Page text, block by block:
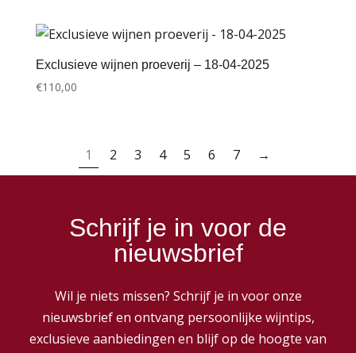
Exclusieve wijnen proeverij – 18-04-2025
€110,00
1 2 3 4 5 6 7 →
Schrijf je in voor de
nieuwsbrief
Wil je niets missen? Schrijf je in voor onze
nieuwsbrief en ontvang persoonlijke wijntips,
exclusieve aanbiedingen en blijf op de hoogte van